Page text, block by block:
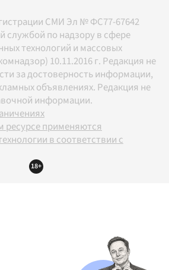
СМИ Эл № ФС77-67642
службой по надзору в сфере
технологий и массовых
10.11.2016 г. Редакция не
за достоверность информации,
объявлениях. Редакция не
информации.
применяются
в соответствии с
18+